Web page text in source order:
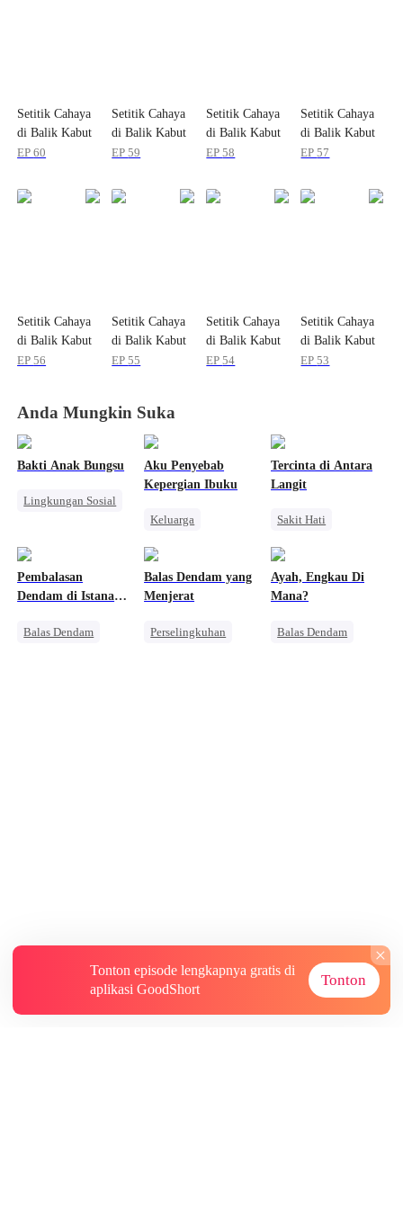
Setitik Cahaya
di Balik Kabut
EP60
Setitik Cahaya
di Balik Kabut
EP59
Setitik Cahaya
di Balik Kabut
EP58
Setitik Cahaya
di Balik Kabut
EP57
Setitik Cahaya
di Balik Kabut
EP56
Setitik Cahaya
di Balik Kabut
EP55
Setitik Cahaya
di Balik Kabut
EP54
Setitik Cahaya
di Balik Kabut
EP53
Anda Mungkin Suka
Bakti Anak Bungsu
Lingkungan Sosial
Penyesalan
Aku Penyebab
Kepergian Ibuku
Keluarga
Tercinta di Antara
Langit
Sakit Hati
Pembalasan
Dendam di Istana
Balas Dendam
Balas Dendam yang
Menjerat
Perselingkuhan
Ayah, Engkau Di
Mana?
Balas Dendam
Tonton episode lengkapnya gratis di
aplikasi GoodShort
Tonton